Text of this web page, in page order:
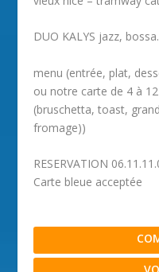
DUO KALYS jazz,
menu (entrée, plat,
ou notre carte de 4 à 12
(bruschetta, toast,
fromage))
RESERVATION
Carte bleue acceptée